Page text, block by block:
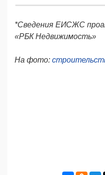
*Сведения ЕИСЖС
«РБК Недвижимость»
На фото: